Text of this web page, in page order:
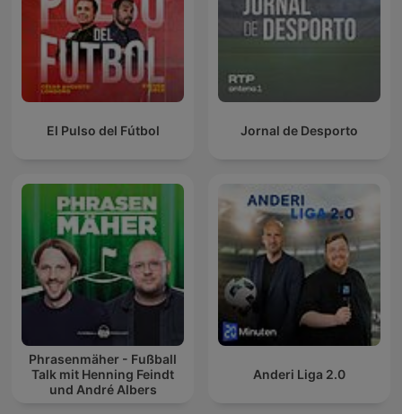
El Pulso del Fútbol Jornal de Desporto
Phrasenmäher - Fußball
Talk mit Henning Feindt
und André Albers
Anderi Liga 2.0